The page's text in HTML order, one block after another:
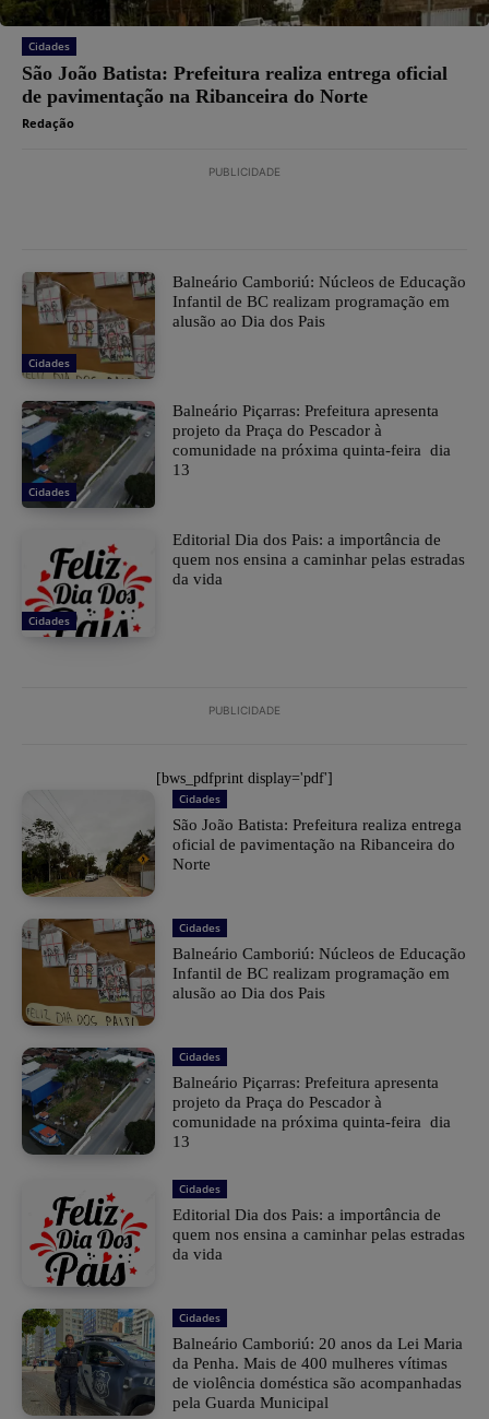
Cidades
São João Batista: Prefeitura realiza entrega oficial
de pavimentação na Ribanceira do Norte
Redação
PUBLICIDADE
Cidades
Balneário Camboriú: Núcleos de Educação
Infantil de BC realizam programação em
alusão ao Dia dos Pais
Cidades
Balneário Piçarras: Prefeitura apresenta
projeto da Praça do Pescador à
comunidade na próxima quinta-feira dia
13
Cidades
Editorial Dia dos Pais: a importância de
quem nos ensina a caminhar pelas estradas
da vida
PUBLICIDADE
[bws_pdfprint display='pdf']
Cidades
São João Batista: Prefeitura realiza entrega
oficial de pavimentação na Ribanceira do
Norte
Cidades
Balneário Camboriú: Núcleos de Educação
Infantil de BC realizam programação em
alusão ao Dia dos Pais
Cidades
Balneário Piçarras: Prefeitura apresenta
projeto da Praça do Pescador à
comunidade na próxima quinta-feira dia
13
Cidades
Editorial Dia dos Pais: a importância de
quem nos ensina a caminhar pelas estradas
da vida
Cidades
Balneário Camboriú: 20 anos da Lei Maria
da Penha. Mais de 400 mulheres vítimas
de violência doméstica são acompanhadas
pela Guarda Municipal